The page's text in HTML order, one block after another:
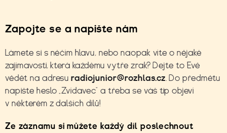
Zapojte se a napište nám
Lámete si s něčím hlavu, nebo naopak víte o nějaké
zajímavosti, která každému vytře zrak? Dejte to Evě
vědět na adresu radiojunior@rozhlas.cz. Do předmětu
napište heslo „Zvídavec“ a třeba se váš tip objeví
v některém z dalších dílů!
Ze záznamu si můžete každý díl poslechnout